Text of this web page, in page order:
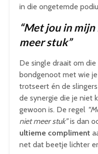
in die ongetemde
“Met jou in
meer stuk”
De single draait om
bondgenoot met wie
trotseert én de
de synergie die je niet
gewoon is. De regel
niet meer stuk”is dan
ultieme compliment
net dat beetje lichter